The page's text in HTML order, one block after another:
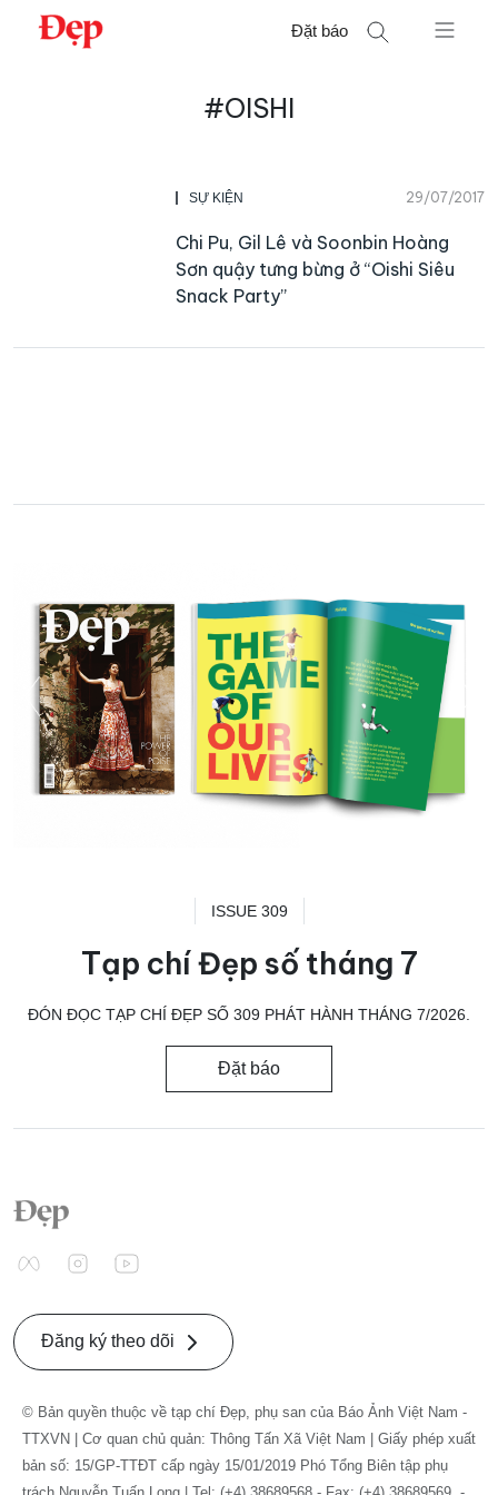
Chuyển
Đặt báo
#OISHI
SỰ KIỆN 29/07/2017
Chi Pu, Gil Lê và Soonbin Hoàng
Sơn quậy tưng bừng ở “Oishi Siêu
Snack Party”
ISSUE 309
Tạp chí Đẹp số tháng 7
ĐÓN ĐỌC TẠP CHÍ ĐẸP SỐ 309 PHÁT HÀNH THÁNG 7/2026.
Đặt báo
Đăng ký theo dõi
© Bản quyền thuộc về tạp chí Đẹp, phụ san của Báo Ảnh Việt Nam -
TTXVN | Cơ quan chủ quản: Thông Tấn Xã Việt Nam | Giấy phép xuất
bản số: 15/GP-TTĐT cấp ngày 15/01/2019 Phó Tổng Biên tập phụ